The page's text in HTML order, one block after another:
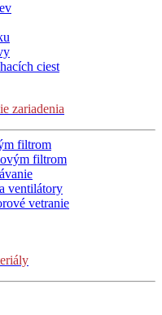
ciest
zariadenia
filtrom
filtrom
ventilátory
vetranie